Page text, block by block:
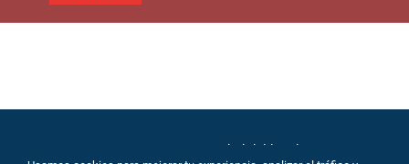
© 1999 – DECANO – La comunidad del hincha |